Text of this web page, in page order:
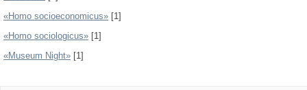
«Homo socioeconomicus» [1]
«Homo sociologicus» [1]
«Museum Night» [1]